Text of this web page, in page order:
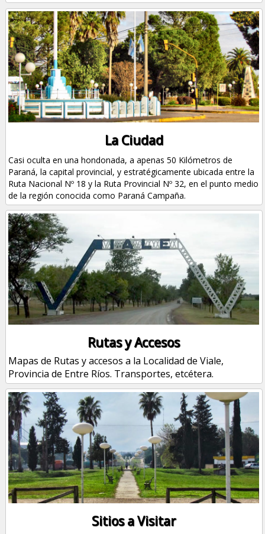
La Ciudad
Casi oculta en una hondonada, a apenas 50 Kilómetros de
Paraná, la capital provincial, y estratégicamente ubicada entre la
Ruta Nacional Nº 18 y la Ruta Provincial Nº 32, en el punto medio
de la región conocida como Paraná Campaña.
Rutas y Accesos
Mapas de Rutas y accesos a la Localidad de Viale,
Provincia de Entre Ríos. Transportes, etcétera.
Sitios a Visitar